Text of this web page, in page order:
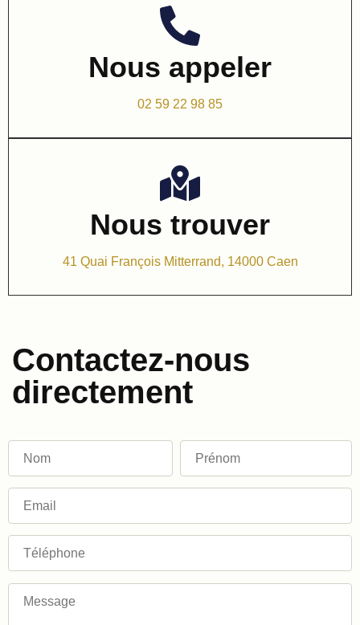
Nous appeler
02 59 22 98 85
Nous trouver
41 Quai François Mitterrand, 14000 Caen
Contactez-nous
directement